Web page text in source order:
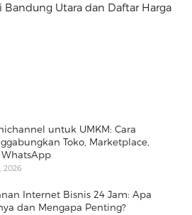
Bandung Utara dan Daftar Harga
untuk UMKM: Cara
Toko, Marketplace,
2026
Internet Bisnis 24 Jam: Apa
dan Mengapa Penting?